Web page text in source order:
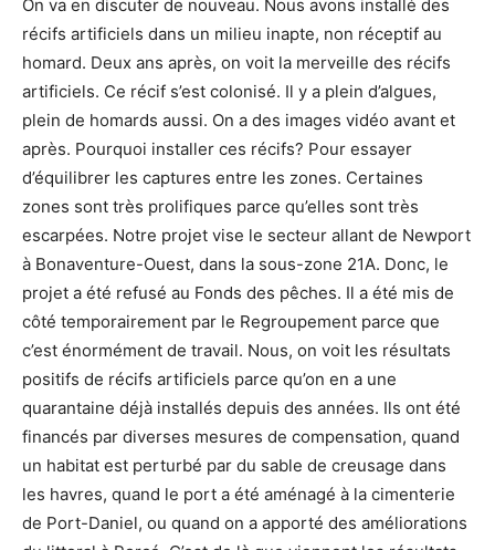
On va en discuter de nouveau. Nous avons installé des
récifs artificiels dans un milieu inapte, non réceptif au
homard. Deux ans après, on voit la merveille des récifs
artificiels. Ce récif s’est colonisé. Il y a plein d’algues,
plein de homards aussi. On a des images vidéo avant et
après. Pourquoi installer ces récifs? Pour essayer
d’équilibrer les captures entre les zones. Certaines
zones sont très prolifiques parce qu’elles sont très
escarpées. Notre projet vise le secteur allant de Newport
à Bonaventure-Ouest, dans la sous-zone 21A. Donc, le
projet a été refusé au Fonds des pêches. Il a été mis de
côté temporairement par le Regroupement parce que
c’est énormément de travail. Nous, on voit les résultats
positifs de récifs artificiels parce qu’on en a une
quarantaine déjà installés depuis des années. Ils ont été
financés par diverses mesures de compensation, quand
un habitat est perturbé par du sable de creusage dans
les havres, quand le port a été aménagé à la cimenterie
de Port-Daniel, ou quand on a apporté des améliorations